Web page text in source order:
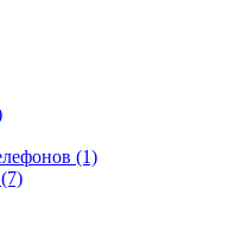
(1)